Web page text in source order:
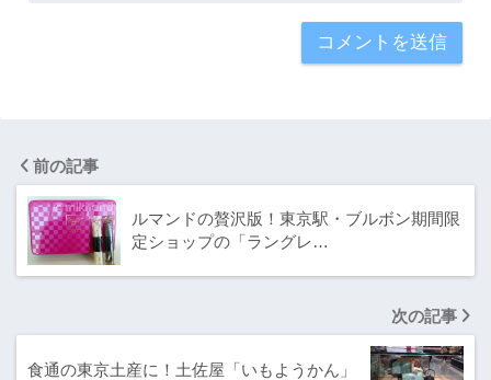
前の記事
ルマンドの贅沢版！東京駅・ブルボン期間限
定ショップの「ラングレ…
次の記事
食通の東京土産に！土佐屋「いもようかん」